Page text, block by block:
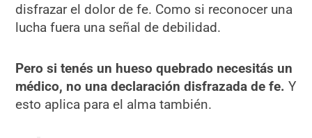
disfrazar el dolor de fe. Como si reconocer una
lucha fuera una señal de debilidad.
Pero si tenés un hueso quebrado necesitás un
médico, no una declaración disfrazada de fe.Y
esto aplica para el alma también.